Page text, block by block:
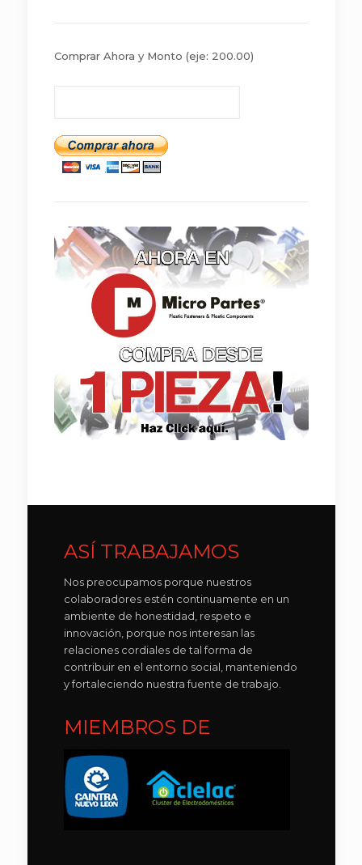
Comprar Ahora y Monto (eje: 200.00)
ASÍ TRABAJAMOS
Nos preocupamos porque nuestros
colaboradores estén continuamente en un
ambiente de honestidad, respeto e
innovación, porque nos interesan las
relaciones cordiales de tal forma de
contribuir en el entorno social, manteniendo
y fortaleciendo nuestra fuente de trabajo.
MIEMBROS DE